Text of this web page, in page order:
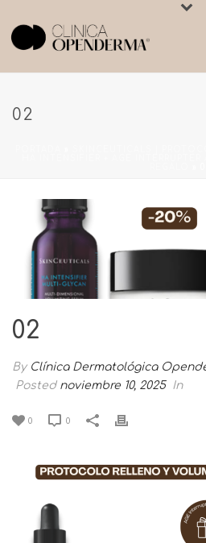
02
02
By Clínica Dermatológica
Posted noviembre 10, 2025 In
0 0